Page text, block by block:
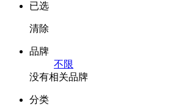
已选
清除
品牌
不限
没有相关品牌
分类